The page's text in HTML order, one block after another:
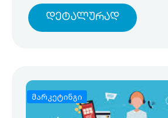
Დეტალურად
მარკეტინგი